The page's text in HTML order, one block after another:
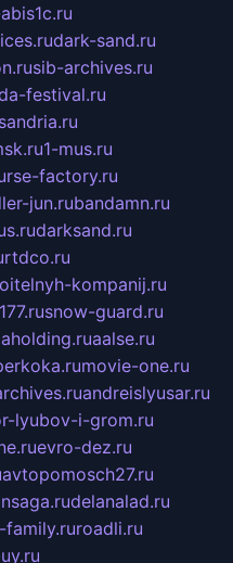
dark-sand.ru
sib-archives.ru
festival.ru
1-mus.ru
factory.ru
jun.rubandamn.ru
darksand.ru
rtdco.ru
kompanij.ru
snow-guard.ru
aalse.ru
movie-one.ru
andreislyusar.ru
lyubov-i-grom.ru
evro-dez.ru
avtopomosch27.ru
delanalad.ru
family.ruroadli.ru